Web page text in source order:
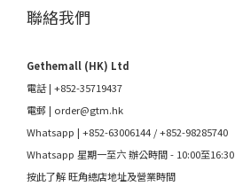
聯絡我們
Gethemall (HK) Ltd
電話 | +852-35719437
電郵 | order@gtm.hk
Whatsapp | +852-63006144 /+852-98285740
Whatsapp 星期一至六 辦公時間 - 10:00至16:30
按此了解 旺角總店地址及營業時間